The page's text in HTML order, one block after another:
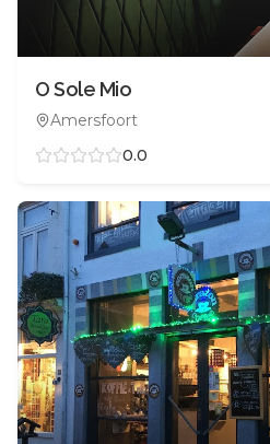
O Sole Mio
Amersfoort
0.0